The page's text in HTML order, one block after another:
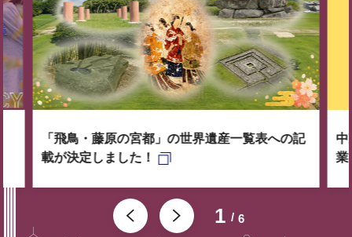
1 6
「飛鳥・藤原の宮都」の世界遺産一覧表への記
載が決定しました！
中
業